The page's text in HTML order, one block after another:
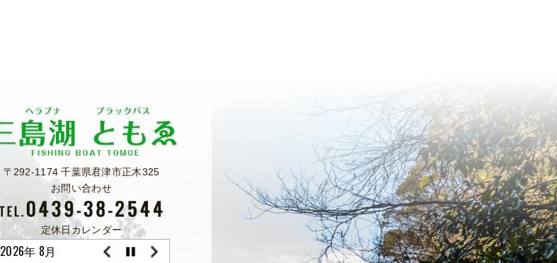
〒292-1174 千葉県君津市正木325
お問い合わせ
定休日カレンダー
2026年 8月